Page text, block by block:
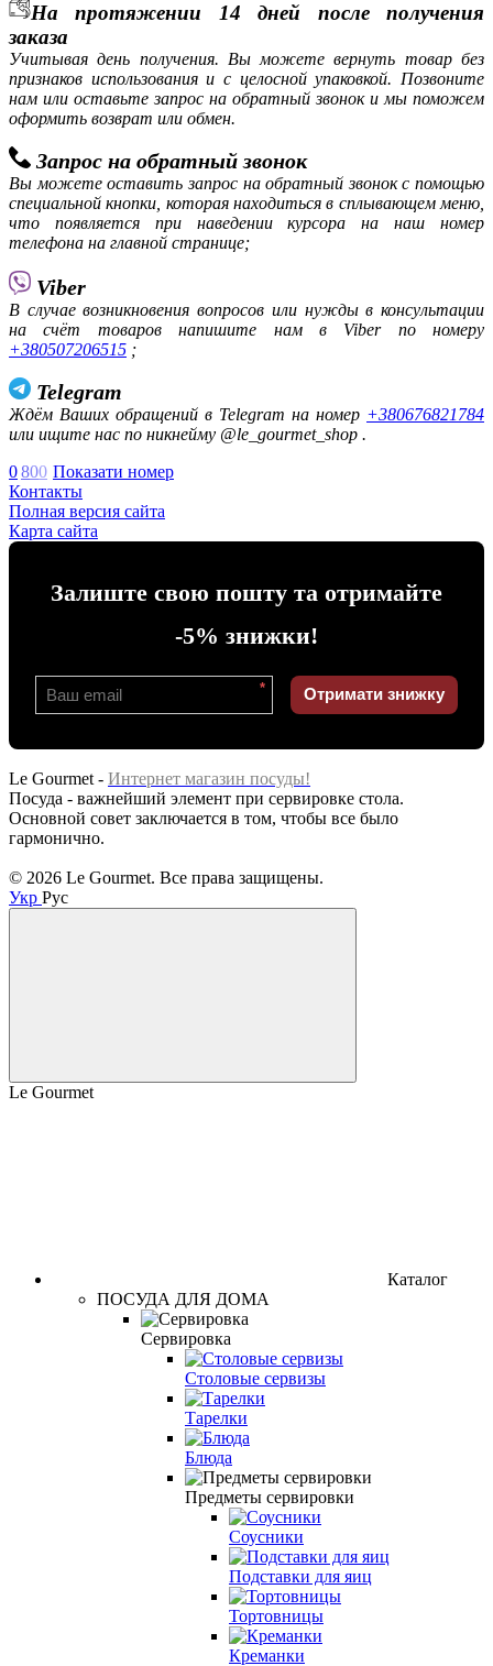
На протяжении 14 дней после получения
заказа
Учитывая день получения. Вы можете вернуть товар без
признаков использования и с целосной упаковкой. Позвоните
нам или оставьте запрос на обратный звонок и мы поможем
оформить возврат или обмен.
Запрос на обратный звонок
Вы можете оставить запрос на обратный звонок с помощью
специальной кнопки, которая находиться в сплывающем меню,
что появляется при наведении курсора на наш номер
телефона на главной странице;
Viber
В случае возникновения вопросов или нужды в консультации
на счёт товаров напишите нам в Viber по номеру
+380507206515 ;
Telegram
Ждём Ваших обращений в Telegram на номер +380676821784
или ищите нас по никнейму @le_gourmet_shop .
0800 Показати номер
Контакты
Полная версия сайта
Карта сайта
Залиште свою пошту та отримайте
-5% знижки!
* Отримати знижку
Le Gourmet - Интернет магазин посуды!
Посуда - важнейший элемент при сервировке стола.
Основной совет заключается в том, чтобы все было
гармонично.
© 2026 Le Gourmet. Все права защищены.
Укр Рус
Le Gourmet
Каталог
ПОСУДА ДЛЯ ДОМА
Сервировка
Столовые сервизы
Тарелки
Блюда
Предметы сервировки
Соусники
Подставки для яиц
Тортовницы
Креманки